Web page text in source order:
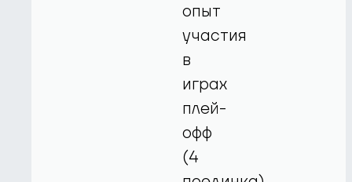
опыт
участия
в
играх
плей-
офф
(4